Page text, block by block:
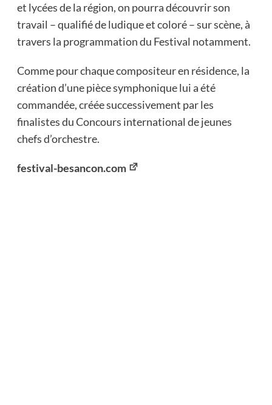
et lycées de la région, on pourra découvrir son
travail – qualifié de ludique et coloré – sur scène, à
travers la programmation du Festival notamment.
Comme pour chaque compositeur en résidence, la
création d’une pièce symphonique lui a été
commandée, créée successivement par les
finalistes du Concours international de jeunes
chefs d’orchestre.
festival-besancon.com